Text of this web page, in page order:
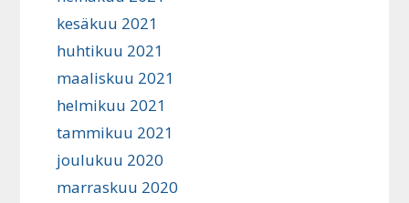
kesäkuu 2021
huhtikuu 2021
maaliskuu 2021
helmikuu 2021
tammikuu 2021
joulukuu 2020
marraskuu 2020